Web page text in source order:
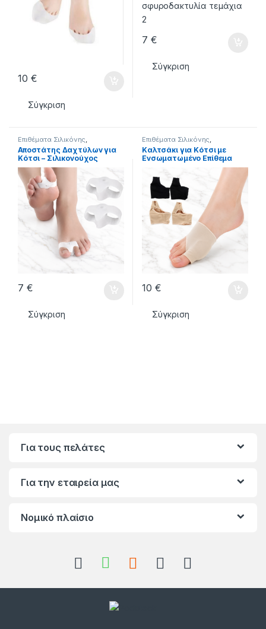
10 €
Σύγκριση
7 €
Σύγκριση
Επιθέματα Σιλικόνης
ΣΙΛΙΚΟΝΕΣ - ΕΠΙΘΕΜΑΤΑ
Αποστάτης Δαχτύλων για
Κότσι – Σιλικονούχος
Διαχωριστής Βλαισού
Μεγάλου Δακτύλου
7 €
Σύγκριση
Επιθέματα Σιλικόνης
ΣΙΛΙΚΟΝΕΣ - ΕΠΙΘΕΜΑΤΑ
Καλτσάκι για Κότσι με
Ενσωματωμένο Επίθεμα
Σιλικόνης – Ανακούφιση &
Προστασία
10 €
Σύγκριση
Για τους πελάτες
Για την εταιρεία μας
Νομικό πλαίσιο